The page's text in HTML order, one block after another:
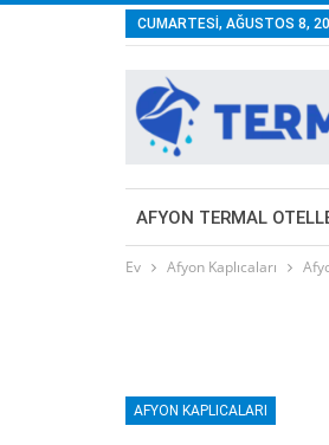
CUMARTESI, AĞUSTOS 8,
AFYON TERMAL
Ev Afyon Kaplıcaları
AFYON KAPLICALARI